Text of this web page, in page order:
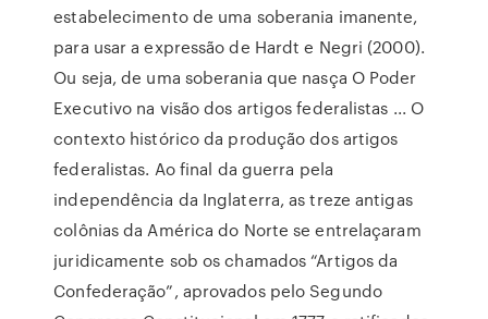
estabelecimento de uma soberania imanente,
para usar a expressão de Hardt e Negri (2000).
Ou seja, de uma soberania que nasça O Poder
Executivo na visão dos artigos federalistas ... O
contexto histórico da produção dos artigos
federalistas. Ao final da guerra pela
independência da Inglaterra, as treze antigas
colônias da América do Norte se entrelaçaram
juridicamente sob os chamados “Artigos da
Confederação”, aprovados pelo Segundo